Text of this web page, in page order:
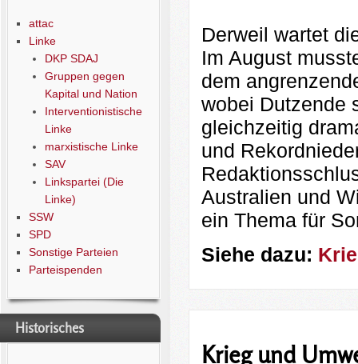
attac
Linke
DKP SDAJ
Gruppen gegen
Kapital und Nation
Interventionistische
Linke
marxistische Linke
SAV
Linkspartei (Die
Linke)
SSW
SPD
Sonstige Parteien
Parteispenden
Historisches
Derweil wartet
Im August
dem
wobei Dutzende
gleichzeitig
und
Australien und
ein Thema für
Siehe dazu:
Krieg und